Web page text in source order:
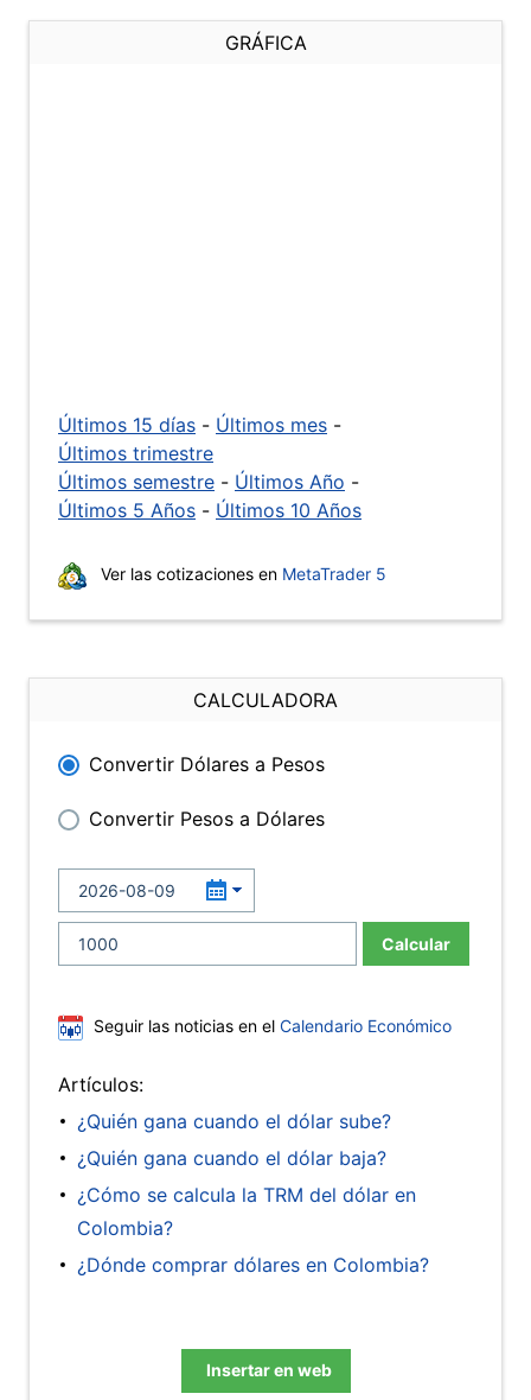
GRÁFICA
Últimos 15 días - Últimos mes -
Últimos trimestre
Últimos semestre - Últimos Año -
Últimos 5 Años - Últimos 10 Años
Ver las cotizaciones en MetaTrader 5
CALCULADORA
Convertir Dólares a Pesos
Convertir Pesos a Dólares
Calcular
Seguir las noticias en el Calendario Económico
Artículos:
¿Quién gana cuando el dólar sube?
¿Quién gana cuando el dólar baja?
¿Cómo se calcula la TRM del dólar en
Colombia?
¿Dónde comprar dólares en Colombia?
Insertar en web